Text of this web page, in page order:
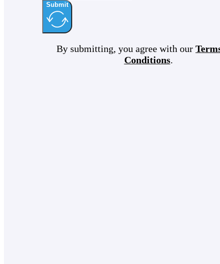
Submit
By submitting, you agree with our
Conditions.